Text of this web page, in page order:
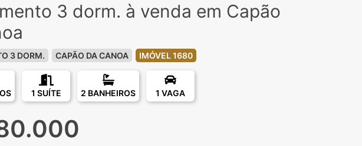
3 dorm. à venda em Capão
3 DORM. CAPÃO DA CANOA IMÓVEL 1680
1 SUÍTE 2 BANHEIROS 1 VAGA